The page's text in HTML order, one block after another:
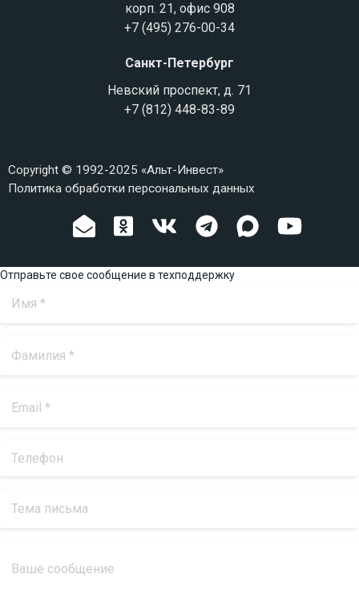
корп. 21, офис 908
+7 (495) 276-00-34
Санкт-Петербург
Невский проспект, д. 71
+7 (812) 448-83-89
Copyright © 1992-2025 «Альт-Инвест»
Политика обработки персональных данных
Отправьте свое сообщение в техподдержку